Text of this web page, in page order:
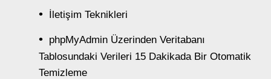
İletişim Teknikleri
phpMyAdmin Üzerinden Veritabanı
Tablosundaki Verileri 15 Dakikada Bir Otomatik
Temizleme